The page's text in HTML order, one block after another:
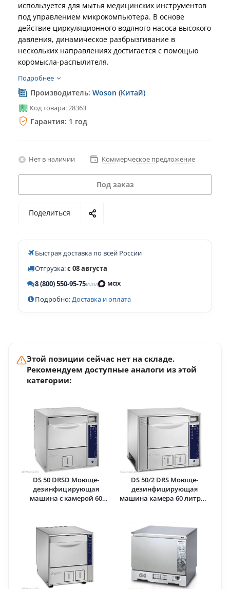
используется для мытья медицинских инструментов
под управлением микрокомпьютера. В основе
действие циркуляционного водяного насоса высокого
давления, динамическое разбрызгивание в
нескольких направлениях достигается с помощью
коромысла-распылителя.
Подробнее
Производитель: Woson (Китай)
Код товара: 28363
Гарантия: 1 год
Нет в наличии Коммерческое предложение
Под заказ
Поделиться
Быстрая доставка по всей России
Отгрузка:с 08 августа
8 (800) 550-95-75или
Подробно:Доставка и оплата
Этой позиции сейчас нет на складе.
Рекомендуем доступные аналоги из этой
категории:
DS 50 DRSD Моюще-
дезинфицирующая
машина с камерой 60
DS 50/2 DRS Моюще-
дезинфицирующая
машина камера 60 литров